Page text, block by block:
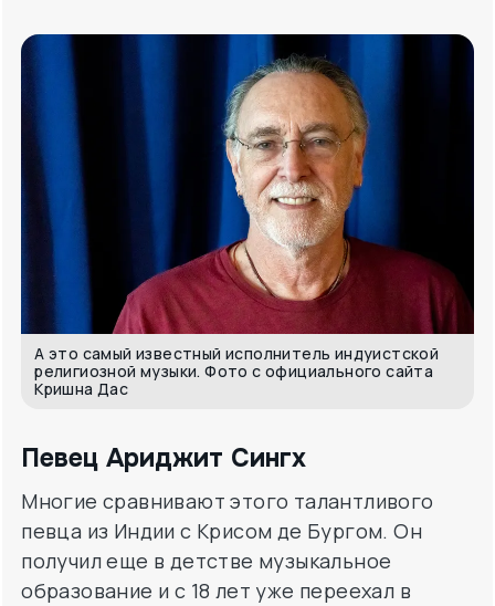
А это самый известный исполнитель индуистской
религиозной музыки. Фото с официального сайта
Кришна Дас
Певец Ариджит Сингх
Многие сравнивают этого талантливого
певца из Индии с Крисом де Бургом. Он
получил еще в детстве музыкальное
образование и с 18 лет уже переехал в